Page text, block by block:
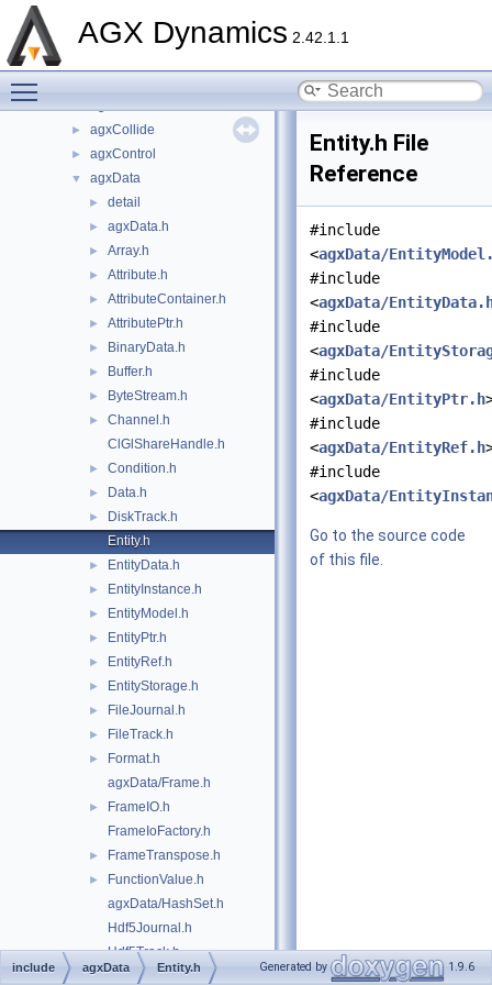
AGX Dynamics 2.42.1.1
dependencies
▼
► agxCollide
► agxControl
▼ agxData
► detail
► agxData.h
► Array.h
► Attribute.h
► AttributeContainer.h
► AttributePtr.h
► BinaryData.h
► Buffer.h
► ByteStream.h
►
Channel.h
ClGlShareHandle.h
► Condition.h
► Data.h
►
DiskTrack.h
Entity.h
► EntityData.h
► EntityInstance.h
► EntityModel.h
► EntityPtr.h
► EntityRef.h
► EntityStorage.h
► FileJournal.h
► FileTrack.h
►
Format.h
agxData/Frame.h
►
FrameIO.h
FrameIoFactory.h
► FrameTranspose.h
►
FunctionValue.h
agxData/HashSet.h
Hdf5Journal.h
Hdf5Track.h
► JournalArchive.h
Entity.h File
Reference
#include
<agxData/
#include
<agxData/
#include
<agxData/
#include
<agxData/EntityPtr.h
#include
<agxData/EntityRef.h
#include
<agxData/
Go to the source code
of this file.
include agxData Entity.h Generated by 1.9.6